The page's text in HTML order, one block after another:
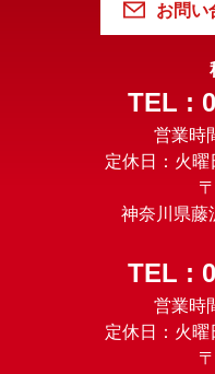
お問い
TEL :
営業時
定休日：火曜
神奈川県藤
TEL :
営業時
定休日：火曜